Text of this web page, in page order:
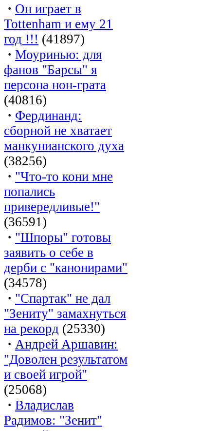
· Он играет в
Tottenham и ему 21
год !!! (41897)
· Моуринью: для
фанов "Барсы" я
персона нон-грата
(40816)
· Фердинанд:
сборной не хватает
манкунианского духа
(38256)
· "Что-то кони мне
попались
привередливые!"
(36591)
· "Шпоры" готовы
заявить о себе в
дерби с "канонирами"
(34578)
· "Спартак" не дал
"Зениту" замахнуться
на рекорд (25330)
· Андрей Аршавин:
"Доволен результатом
и своей игрой"
(25068)
· Владислав
Радимов: "Зенит"